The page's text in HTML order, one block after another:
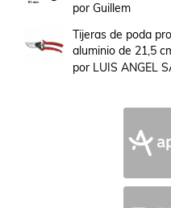
por Guillem
Tijeras de poda
aluminio de 21,5
por LUIS ANGEL